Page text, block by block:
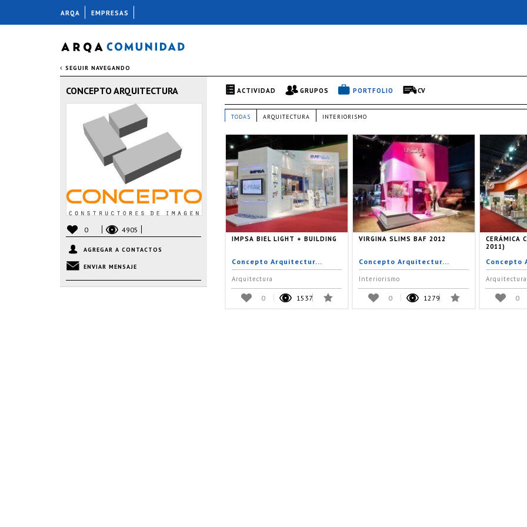
SEGUIR NAVEGANDO
CONCEPTO ARQUITECTURA
0 4905
AGREGAR A CONTACTOS
ENVIAR MENSAJE
ACTIVIDAD GRUPOS PORTFOLIO CV
TODAS ARQUITECTURA INTERIORISMO
IMPSA BIEL LIGHT + BUILDING
Concepto Arquitectur...
Arquitectura
0 1537
VIRGINA SLIMS BAF 2012
Concepto Arquitectur...
Interiorismo
0 1279
CERÁMICA
2011)
Concepto
Arquitectura
0
ARQA EMPRESAS